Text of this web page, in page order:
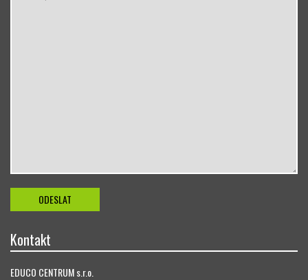
Kontakt
EDUCO CENTRUM s.r.o.